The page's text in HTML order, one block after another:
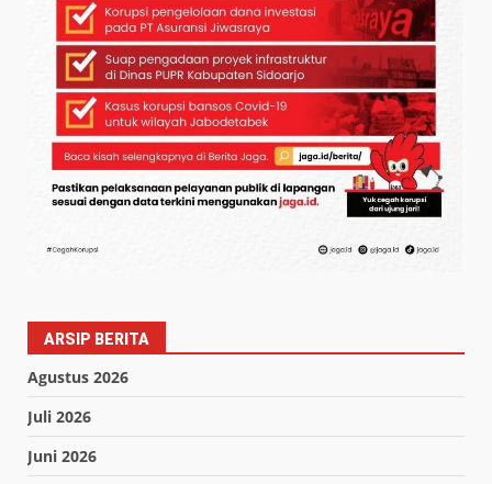
ARSIP BERITA
Agustus 2026
Juli 2026
Juni 2026